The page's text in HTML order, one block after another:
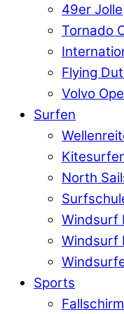
49er Jolle
Tornado
Flying
Volvo
Surfen
North
Windsurf
Windsurf
Sports